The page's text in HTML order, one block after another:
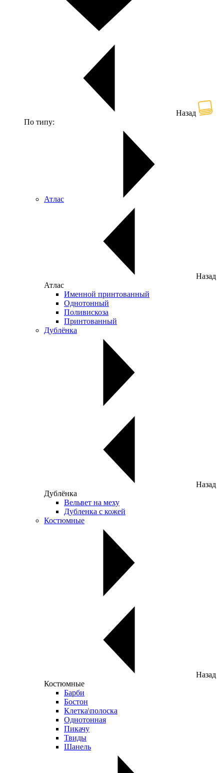
Назад
По типу:
Атлас
Назад
Атлас
Именной принтованный
Однотонный
Поливискоза
Принтованный
Дублёнка
Назад
Дублёнка
Вельвет на меху
Дубленка с кожей
Костюмные
Назад
Костюмные
Барби
Бостон
Клетка\полоска
Однотонная
Пикачу
Твиды
Шанель